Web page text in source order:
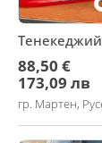
88,50 €
173,09 лв
гр. Мартен,